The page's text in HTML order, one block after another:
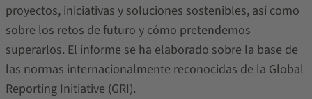
proyectos, iniciativas y soluciones sostenibles, así como
sobre los retos de futuro y cómo pretendemos
superarlos. El informe se ha elaborado sobre la base de
las normas internacionalmente reconocidas de la Global
Reporting Initiative (GRI).